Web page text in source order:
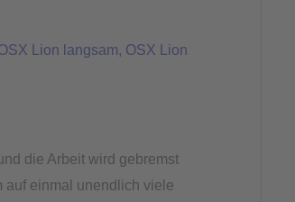
Lion langsam, OSX Lion
die Arbeit wird gebremst
auf einmal unendlich viele